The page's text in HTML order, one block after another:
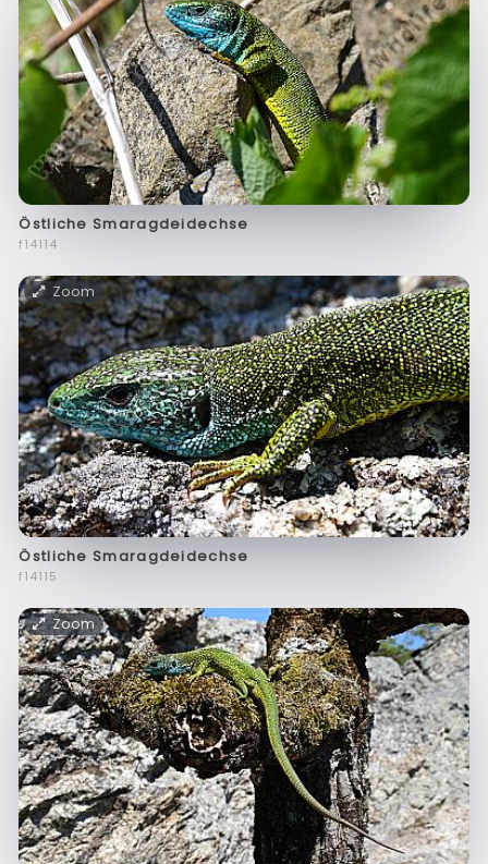
Östliche Smaragdeidechse
f14114
Zoom
Östliche Smaragdeidechse
f14115
Zoom